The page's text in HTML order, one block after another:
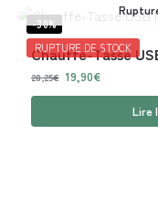
-30%
RUPTURE DE STOCK
Chauffe-Tasse
28,25€ 19,90€
Lire